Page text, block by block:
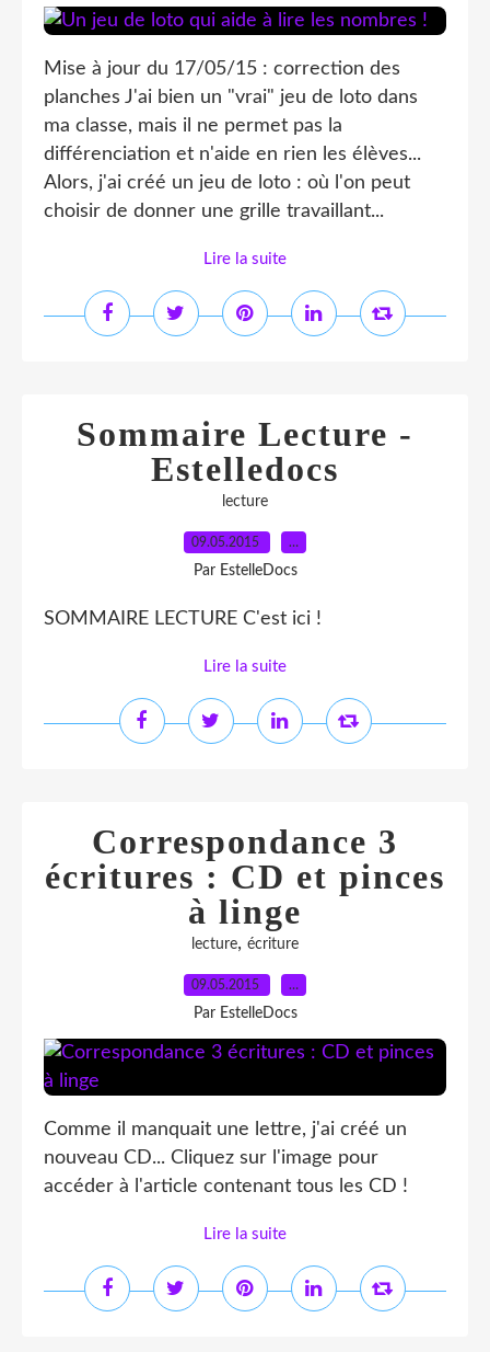
Mise à jour du 17/05/15 : correction des
planches J'ai bien un "vrai" jeu de loto dans
ma classe, mais il ne permet pas la
différenciation et n'aide en rien les élèves...
Alors, j'ai créé un jeu de loto : où l'on peut
choisir de donner une grille travaillant...
Lire la suite
Sommaire Lecture -
Estelledocs
lecture
09.05.2015 …
Par EstelleDocs
SOMMAIRE LECTURE C'est ici !
Lire la suite
Correspondance 3
écritures : CD et pinces
à linge
lecture, écriture
09.05.2015 …
Par EstelleDocs
Comme il manquait une lettre, j'ai créé un
nouveau CD... Cliquez sur l'image pour
accéder à l'article contenant tous les CD !
Lire la suite